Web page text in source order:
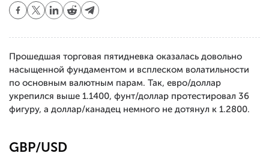
Прошедшая торговая пятидневка оказалась довольно
насыщенной фундаментом и всплеском волатильности
по основным валютным парам. Так, евро/доллар
укрепился выше 1.1400, фунт/доллар протестировал 36
фигуру, а доллар/канадец немного не дотянул к 1.2800.
GBP/USD